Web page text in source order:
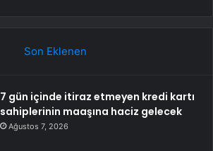
Son Eklenen
7 gün içinde itiraz etmeyen kredi kartı
sahiplerinin maaşına haciz gelecek
Ağustos 7, 2026